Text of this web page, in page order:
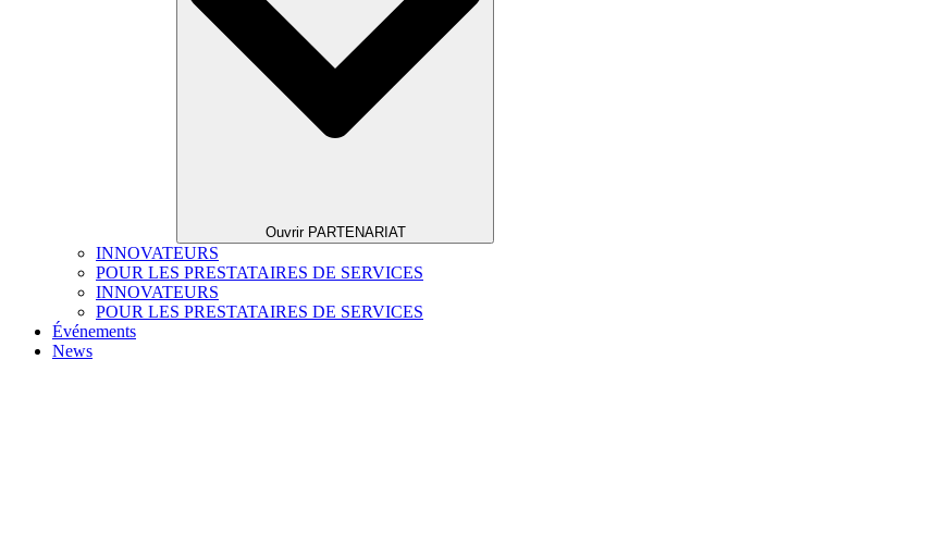
Ouvrir PARTENARIAT
INNOVATEURS
POUR LES PRESTATAIRES DE SERVICES
INNOVATEURS
POUR LES PRESTATAIRES DE SERVICES
Événements
News